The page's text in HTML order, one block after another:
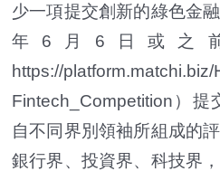
少一項提交創新的綠色金
年6月6日或之
https://platform.matchi.biz/
Fintech_Competition）
自不同界別領袖所組成的
銀行界、投資界、科技界